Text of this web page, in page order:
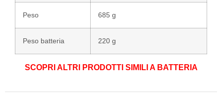
Peso 685 g
Peso batteria 220 g
SCOPRI ALTRI PRODOTTI SIMILI A BATTERIA